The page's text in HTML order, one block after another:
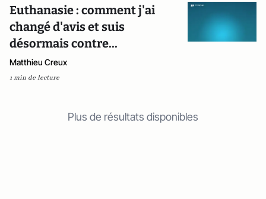
Euthanasie : comment j'ai
changé d'avis et suis
désormais contre...
Matthieu Creux
1 min de lecture
Plus de résultats disponibles